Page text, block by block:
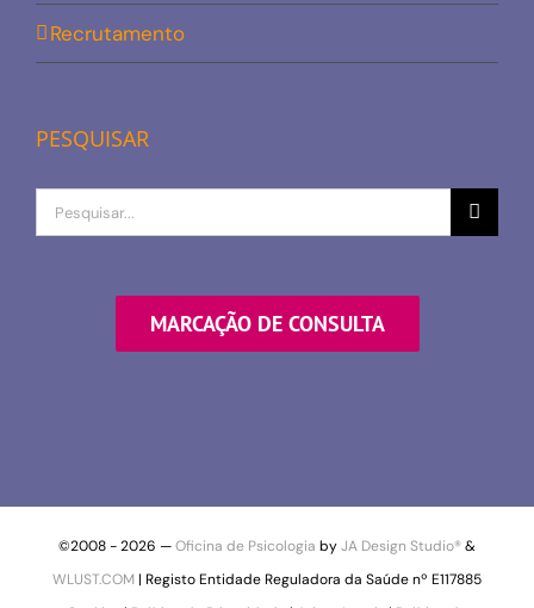
Recrutamento
PESQUISAR
Procurar
por
MARCAÇÃO DE CONSULTA
©2008 -2026 —Oficina de Psicologia byJA Design Studio®&
WLUST.COM | Registo Entidade Reguladora da Saúde nº E117885